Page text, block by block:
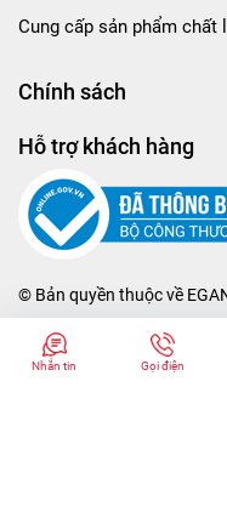
Cung cấp sản phẩm
Chính sách
Hỗ trợ khách hàng
© Bản quyền thuộc về
Nhắn tin Gọi điện